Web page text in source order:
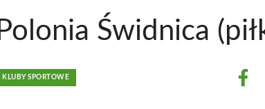
Polonia Świdnica
KLUBY SPORTOWE
Share